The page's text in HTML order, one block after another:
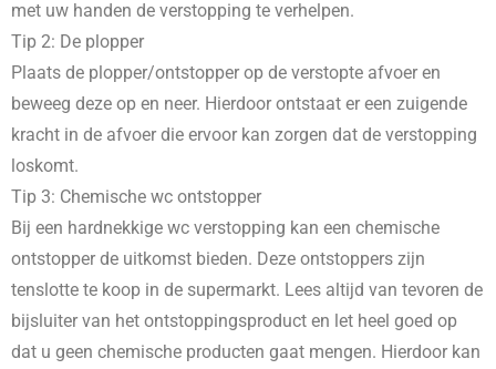
met uw handen de verstopping te verhelpen.
Tip 2: De plopper
Plaats de plopper/ontstopper op de verstopte afvoer en
beweeg deze op en neer. Hierdoor ontstaat er een zuigende
kracht in de afvoer die ervoor kan zorgen dat de verstopping
loskomt.
Tip 3: Chemische wc ontstopper
Bij een hardnekkige wc verstopping kan een chemische
ontstopper de uitkomst bieden. Deze ontstoppers zijn
tenslotte te koop in de supermarkt. Lees altijd van tevoren de
bijsluiter van het ontstoppingsproduct en let heel goed op
dat u geen chemische producten gaat mengen. Hierdoor kan